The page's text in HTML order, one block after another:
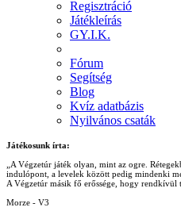
Regisztráció
Játékleírás
GY.I.K.
Fórum
Segítség
Blog
Kvíz adatbázis
Nyilvános csaták
Játékosunk írta:
„A Végzetúr játék olyan, mint az ogre.
indulópont, a levelek között pedig mindenki
A Végzetúr másik fő erőssége, hogy
Morze - V3